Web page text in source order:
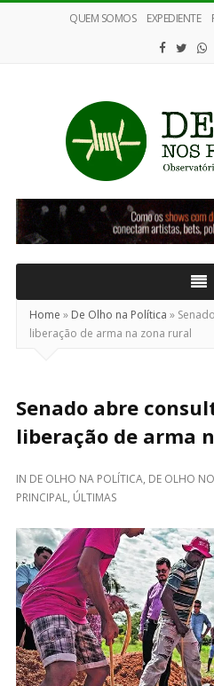
QUEM SOMOS EXPEDIENTE
Olho
nos
Ruralistas
Home » De Olho na Política »
liberação de arma na zona rural
Senado abre
liberação de arma
IN DE OLHO NA POLÍTICA, DE OLHO
PRINCIPAL, ÚLTIMAS